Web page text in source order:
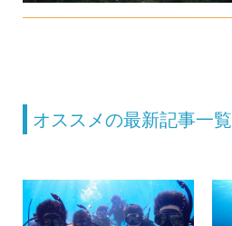
オススメの最新記事一覧